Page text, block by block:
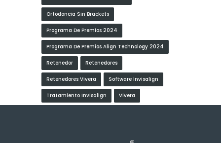
Ortodoncia Sin Brackets
Programa De Premios 2024
Programa De Premios Align Technology 2024
Retenedor Retenedores
Retenedores Vivera Software Invisalign
Tratamiento Invisalign Vivera